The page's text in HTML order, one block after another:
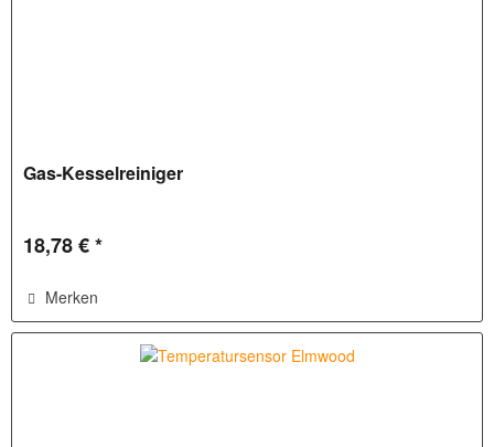
Gas-Kesselreiniger
18,78 € *
Merken